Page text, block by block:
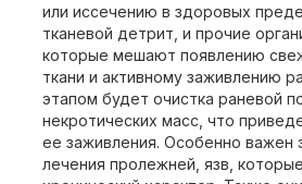
или иссечению в здоровых
тканевой детрит, и прочие
которые мешают появлению
ткани и активному заживлению
этапом будет очистка раневой
некротических масс, что
ее заживления. Особенно важен
лечения пролежней, язв,